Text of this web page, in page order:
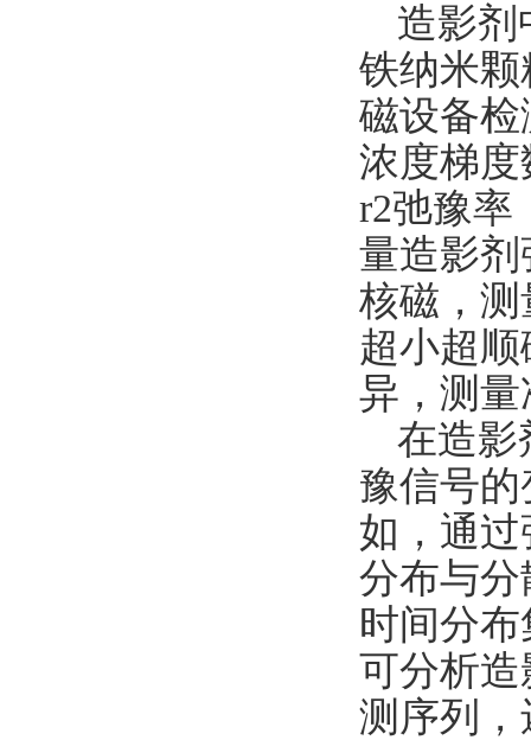
造影剂
铁纳米
磁设备
浓度梯
r2弛豫
量造影
核磁，
超小超
异，测
在造影
豫信号
如，通
分布与
时间分
可分析
测序列